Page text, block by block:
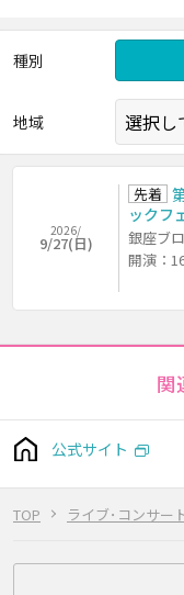
TOP ライブ･コンサー
種別
地域
2026/
9/27(日)
先着
ックフ
銀座ブ
開演：
関
公式サイト